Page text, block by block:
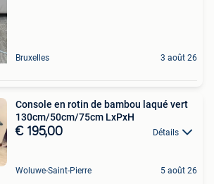
Bruxelles 3 août 26
Console en rotin de bambou laqué vert
130cm/50cm/75cm LxPxH
€ 195,00 Détails
Woluwe-Saint-Pierre 5 août 26